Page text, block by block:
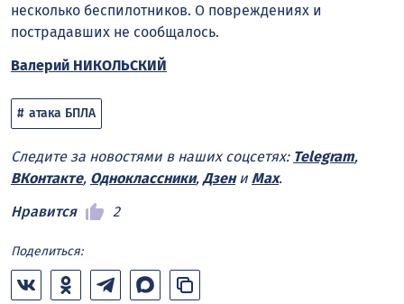
несколько беспилотников. О повреждениях и
пострадавших не сообщалось.
Валерий НИКОЛЬСКИЙ
атака БПЛА
Следите за новостями в наших соцсетях: Telegram,
ВКонтакте, Одноклассники, Дзени Max.
Нравится
2
Поделиться: